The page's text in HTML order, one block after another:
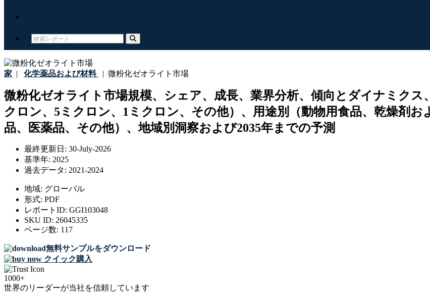
家 | 化学薬品および材料 | 微粉化ゼオライト市場
微粉化ゼオライト市場規模、シェア、成長、業界分析、傾向とダイナミクス
クロン、5ミクロン、1ミクロン、その他）、用途別（動物用食品、乾燥剤
品、医薬品、その他）、地域別洞察および2035年までの予測
最終更新日: 30-July-2026
基準年: 2025
過去データ: 2021-2024
地域: グローバル
形式: PDF
レポートID: GGI103048
SKU ID: 26045335
ページ数: 117
無料サンプルをダウンロード
クイック購入
1000+
世界のリーダーが当社を信頼しています